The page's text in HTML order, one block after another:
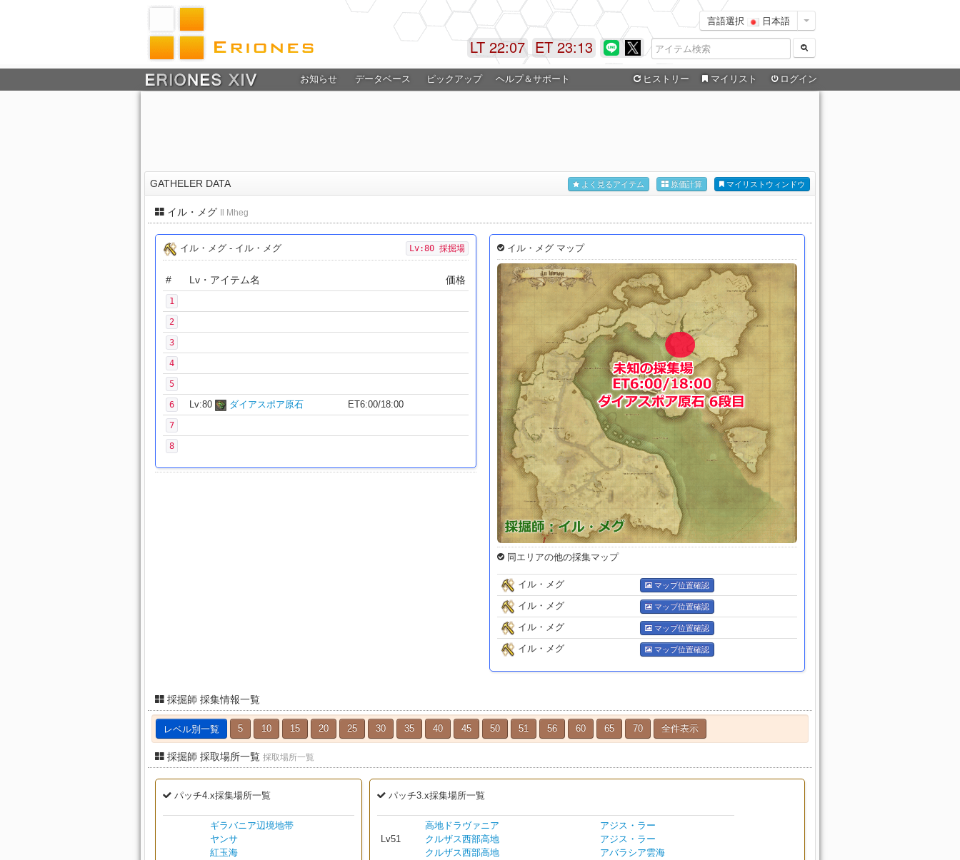
言語選択 日本語
ET 23:14
LT 22:07
お知らせ データベース ピックアップ ヘルプ＆サポート ヒストリー マイリスト ログイン
GATHELER DATA マイリストウィンドウ
原価計算
よく見るアイテム
イル・メグ Il Mheg
イル・メグ - イル・メグ Lv:80 採掘場
# Lv・アイテム名 価格
1
2
3
4
5
6 Lv:80 ダイアスポア原石 ET6:00/18:00
7
8
イル・メグ マップ
同エリアの他の採集マップ
イル・メグ マップ位置確認
イル・メグ マップ位置確認
イル・メグ マップ位置確認
イル・メグ マップ位置確認
採掘師 採集情報一覧
レベル別一覧 5 10 15 20 25 30 35 40 45 50 51 56 60 65 70 全件表示
採掘師 採取場所一覧 採取場所一覧
パッチ4.x採集場所一覧
ギラバニア辺境地帯
ヤンサ
紅玉海
パッチ3.x採集場所一覧
Lv51
高地ドラヴァニア
クルザス西部高地
クルザス西部高地
アジス・ラー
アジス・ラー
アバラシア雲海